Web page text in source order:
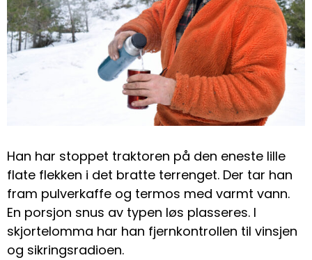
Han har stoppet traktoren på den eneste lille
flate flekken i det bratte terrenget. Der tar han
fram pulverkaffe og termos med varmt vann.
En porsjon snus av typen løs plasseres. I
skjortelomma har han fjernkontrollen til vinsjen
og sikringsradioen.